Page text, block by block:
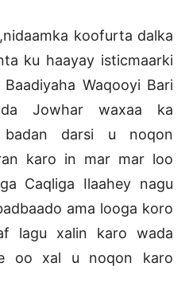
koofurta dalka
ku haayay isticmaarki
Waqooyi Bari
Jowhar waxaa ka
darsi u noqon
karo in mar mar loo
Caqliga Ilaahey nagu
ama looga koro
lagu xalin karo wada
oo xal u noqon karo